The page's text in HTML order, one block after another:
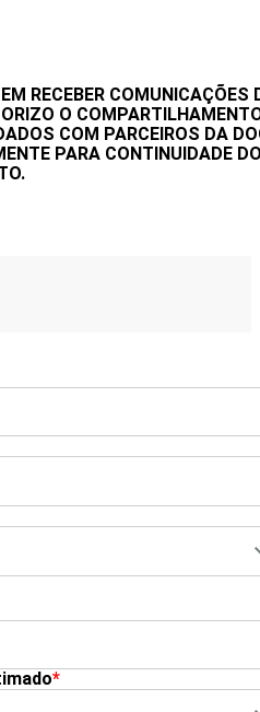
RECEBER COMUNICAÇÕES
O
COM PARCEIROS DA
PARA CONTINUIDADE
*